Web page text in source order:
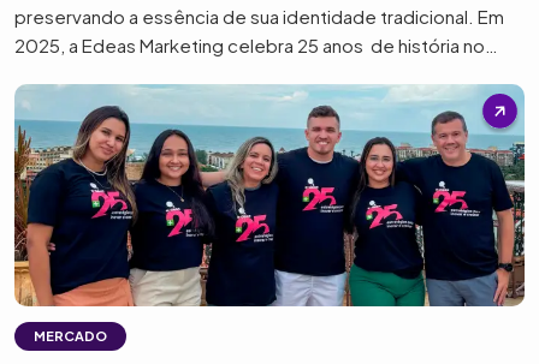
preservando a essência de sua identidade tradicional. Em
2025, a Edeas Marketing celebra 25 anos de história no
esse novo momento, a agência apresenta sua nova
identidade visual, uma atualização sutil […]
MERCADO